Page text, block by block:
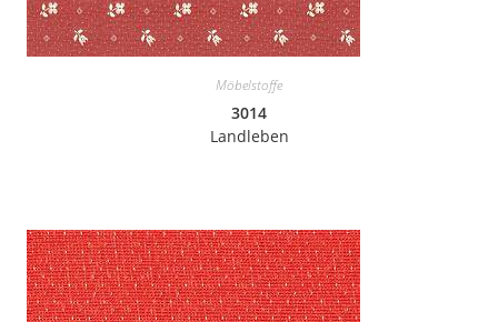
Möbelstoffe
3014
Landleben